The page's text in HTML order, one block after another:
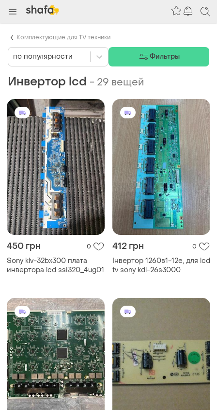
Инвертор lcd - 29 вещей
450 грн 0
Sony klv-32bx300 плата
инвертора lcd ssi320_4ug01
412 грн 0
Інвертор 1260в1-12e, для lcd
tv sony kdl-26s3000
по популярности Фильтры
Комплектующие для TV техники